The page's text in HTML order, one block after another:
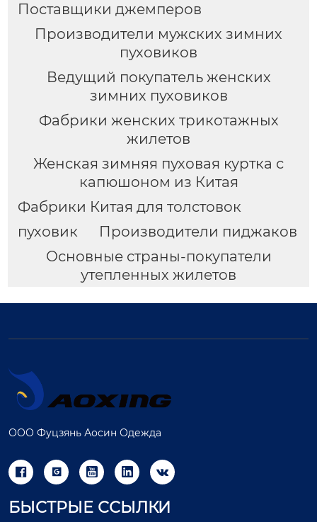
Поставщики джемперов
Производители мужских зимних
пуховиков
Ведущий покупатель женских
зимних пуховиков
Фабрики женских трикотажных
жилетов
Женская зимняя пуховая куртка с
капюшоном из Китая
Фабрики Китая для толстовок
пуховик
Производители пиджаков
Основные страны-покупатели
утепленных жилетов
ООО Фуцзянь Аосин Одежда
    
БЫСТРЫЕ ССЫЛКИ